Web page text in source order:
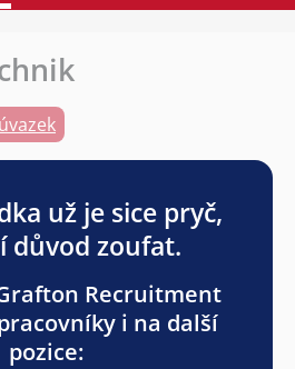
už je sice pryč,
důvod zoufat.
Recruitment
i na další
pozice: